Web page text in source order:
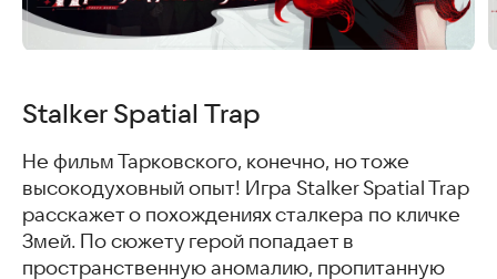
Stalker Spatial Trap
Не фильм Тарковского, конечно, но тоже
высокодуховный опыт! Игра Stalker Spatial Trap
расскажет о похождениях сталкера по кличке
Змей. По сюжету герой попадает в
пространственную аномалию, пропитанную